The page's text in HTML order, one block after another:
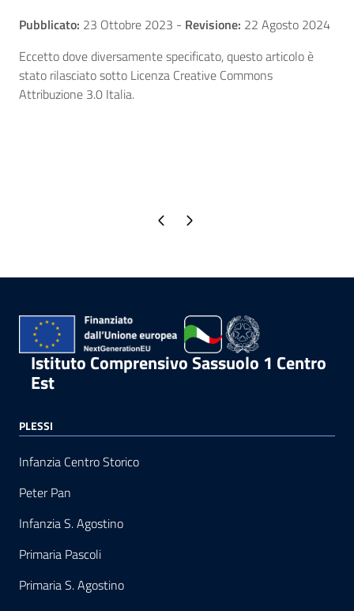
Pubblicato: 23 Ottobre 2023 - Revisione: 22 Agosto 2024
Eccetto dove diversamente specificato, questo articolo è
stato rilasciato sotto Licenza Creative Commons
Attribuzione 3.0 Italia.
Pagina precedente
Pagina successiva
Istituto Comprensivo Sassuolo 1 Centro
Est
PLESSI
Infanzia Centro Storico
Peter Pan
Infanzia S. Agostino
Primaria Pascoli
Primaria S. Agostino